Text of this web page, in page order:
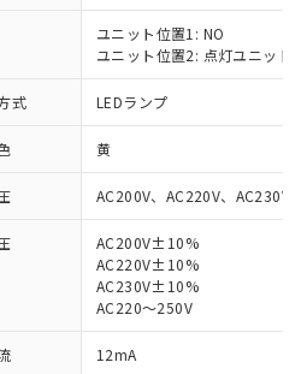
ユニット位置1: NO
ユニット位置2: 点灯ユニット
式 LEDランプ
黄
AC200V、AC220V、AC230V
AC200V±10%
AC220V±10%
AC230V±10%
AC220～250V
12mA
RoHS指令（10物質）の
品が提供可能な商品で